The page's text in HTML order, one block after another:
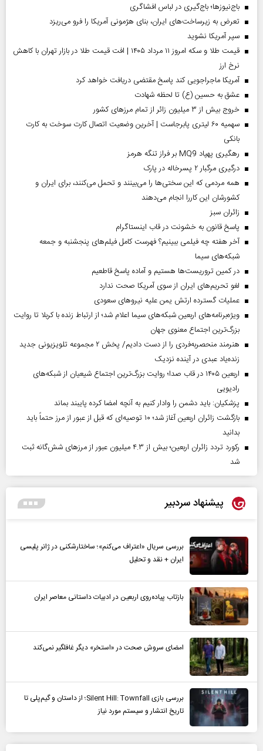
باج‌نیوزها؛ باج‌گیری در لباس افشاگری
تعرض به زیرساخت‌های ایران، بنای هژمونی آمریکا را فرو می‌ریزد
سپر آمریکا نشوید
قیمت طلا و سکه امروز ۱۱ مرداد ۱۴۰۵ | افت قیمت طلا در بازار تهران با کاهش
نرخ ارز
آمریکا ماجراجویی کند پاسخ مقتضی دریافت خواهد کرد
عشق به حسین (ع) تا لحظه شهادت
خروج بیش از ۳ میلیون زائر از تمام مرز‌های کشور
سهمیه ۶۰ لیتری پابرجاست | آخرین وضعیت اتصال کارت سوخت به کارت
بانکی
رهگیری پهپاد MQ9 بر فراز تنگه هرمز
درگیری مرگبار ۲ پسرخاله در پارک
همه مردمی که این سختی‌ها را می‌بینند و تحمل می‌کنند، برای ایران و
کشورشان این کاررا انجام می‌دهند
‌زائران سبز
پاسخ قانون به خشونت در قاب اینستاگرام
آخر هفته چه فیلمی ببینیم؟ فهرست کامل فیلم‌های پنجشنبه و جمعه
شبکه‌های سیما
در کمین تروریست‌ها هستیم و آماده پاسخ قاطعیم
لغو تحریم‌های ایران از سوی آمریکا صحت ندارد
عملیات گسترده ارتش یمن علیه نیروهای سعودی
ویژه‌برنامه‌های اربعین شبکه‌های سیما اعلام شد؛ از ارتباط زنده با کربلا تا روایت
بزرگ‌ترین اجتماع معنوی جهان
هنرمند منحصر‌به‌فردی را از دست دادیم/ پخش ۲ مجموعه تلویزیونی جدید
زنده‌یاد عبدی در آینده نزدیک
اربعین ۱۴۰۵ در قاب صدا؛ روایت بزرگ‌ترین اجتماع شیعیان از شبکه‌های
رادیویی
پزشکیان: باید دشمن را وادار کنیم به آنچه امضا کرده پایبند بماند
بازگشت زائران اربعین آغاز شد؛ ۱۰ توصیه‌ای که قبل از عبور از مرز حتماً باید
بدانید
رکورد تردد زائران اربعین؛ بیش از ۴.۳ میلیون عبور از مرزهای شش‌گانه ثبت
شد
پیشنهاد سردبیر
بررسی سریال «اعتراف می‌کنم»؛ ساختارشکنی در ژانر پلیسی
ایران + نقد و تحلیل
بازتاب پیاده‌روی اربعین در ادبیات داستانی معاصر ایران
امضای سروش صحت در «استخر» دیگر غافلگیر نمی‌کند
بررسی بازی Silent Hill: Townfall؛ از داستان و گیم‌پلی تا
تاریخ انتشار و سیستم مورد نیاز